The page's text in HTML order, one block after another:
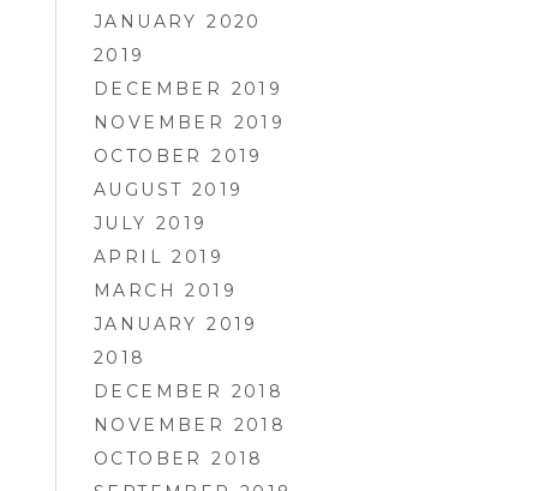
JANUARY 2020
2019
DECEMBER 2019
NOVEMBER 2019
OCTOBER 2019
AUGUST 2019
JULY 2019
APRIL 2019
MARCH 2019
JANUARY 2019
2018
DECEMBER 2018
NOVEMBER 2018
OCTOBER 2018